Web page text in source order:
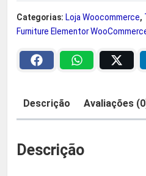
e
r
a
$
2
9
s
F
r
Categorias: Loja Woocommerce,
Furniture Elementor
Descrição Avaliações
Descrição